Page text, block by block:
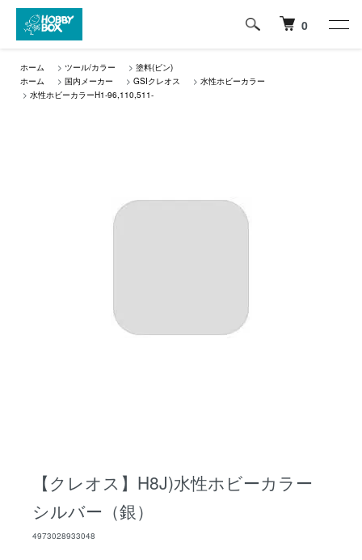
0
ホーム > ツール/カラー > 塗料(ビン)
ホーム
> 国内メーカー > GSIクレオス > 水性ホビーカラー
> 水性ホビーカラーH1-96,110,511-
【クレオス】H8J)水性ホビーカラー
シルバー（銀）
4973028933048